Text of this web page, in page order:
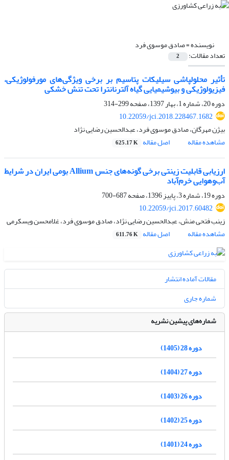
نویسنده =صادق موسوی فرد
تعداد مقالات: 2
تأثیر محلول‏پاشی سیلیکات پتاسیم بر برخی ویژگی‌های مورفولوژیکی،
فیزیولوژیکی و بیوشیمیایی گیاه آلترنانترا تحت تنش خشکی
دوره 20، شماره 1، بهار 1397، صفحه
299-314
10.22059/jci.2018.228467.1682
بیژن مهرگان، صادق موسوی فرد، عبدالحسین رضایی نژاد
مشاهده مقاله
اصل مقاله 625.17 K
ارزیابی قابلیت زینتی برخی گونه‌های جنس Allium بومی ایران در شرایط
آب‌وهوایی خرم‌آباد
دوره 19، شماره 3، پاییز 1396، صفحه
687-700
10.22059/jci.2017.60482
زینب فتحی منش، عبدالحسین رضایی نژاد، صادق موسوی فرد، غلامحسن ویسکرمی
مشاهده مقاله
اصل مقاله 611.76 K
مقالات آماده انتشار
شماره جاری
شماره‌های پیشین نشریه
دوره 28 (1405)
دوره 27 (1404)
دوره 26 (1403)
دوره 25 (1402)
دوره 24 (1401)